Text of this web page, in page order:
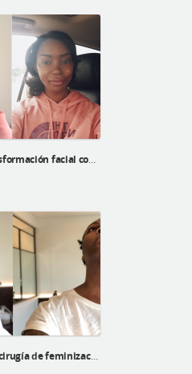
Revisión de transformación facial complete de Mommy makeover de Tracy
La historia de la cirugía de feminización facial de Regina